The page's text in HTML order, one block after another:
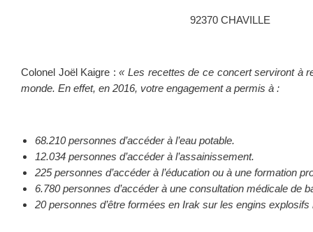
92370 CHAVILLE
Colonel Joël Kaigre :« Les recettes de ce concert serviront à
monde. En effet, en 2016, votre engagement a permis à :
68.210 personnes d’accéder à l’eau potable.
12.034 personnes d’accéder à l’assainissement.
225 personnes d’accéder à l’éducation ou à une formation
6.780 personnes d’accéder à une consultation médicale de
20 personnes d’être formées en Irak sur les engins